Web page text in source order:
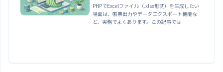
PHPでExcelファイル（.xlsx形式）を生成したい
場面は、帳票出力やデータエクスポート機能な
ど、実務でよくあります。この記事では